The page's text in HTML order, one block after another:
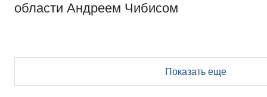
области Андреем Чибисом
Показать еще